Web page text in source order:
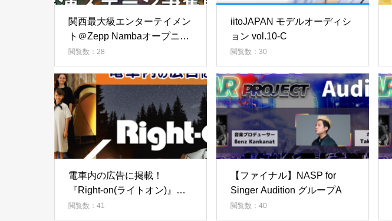
関西最大級エンターテイメン
ト＠Zepp Nambaオープニン
グアクト出演権！
閲覧数：28
iitoJAPAN モデルオーディシ
ョン vol.10-C
閲覧数：30
電車内の広告に掲載！
『Right-on(ライトオン)』広
告モデルオーディション
閲覧数：41
【ファイナル】NASP for
Singer Audition グループA
閲覧数：40